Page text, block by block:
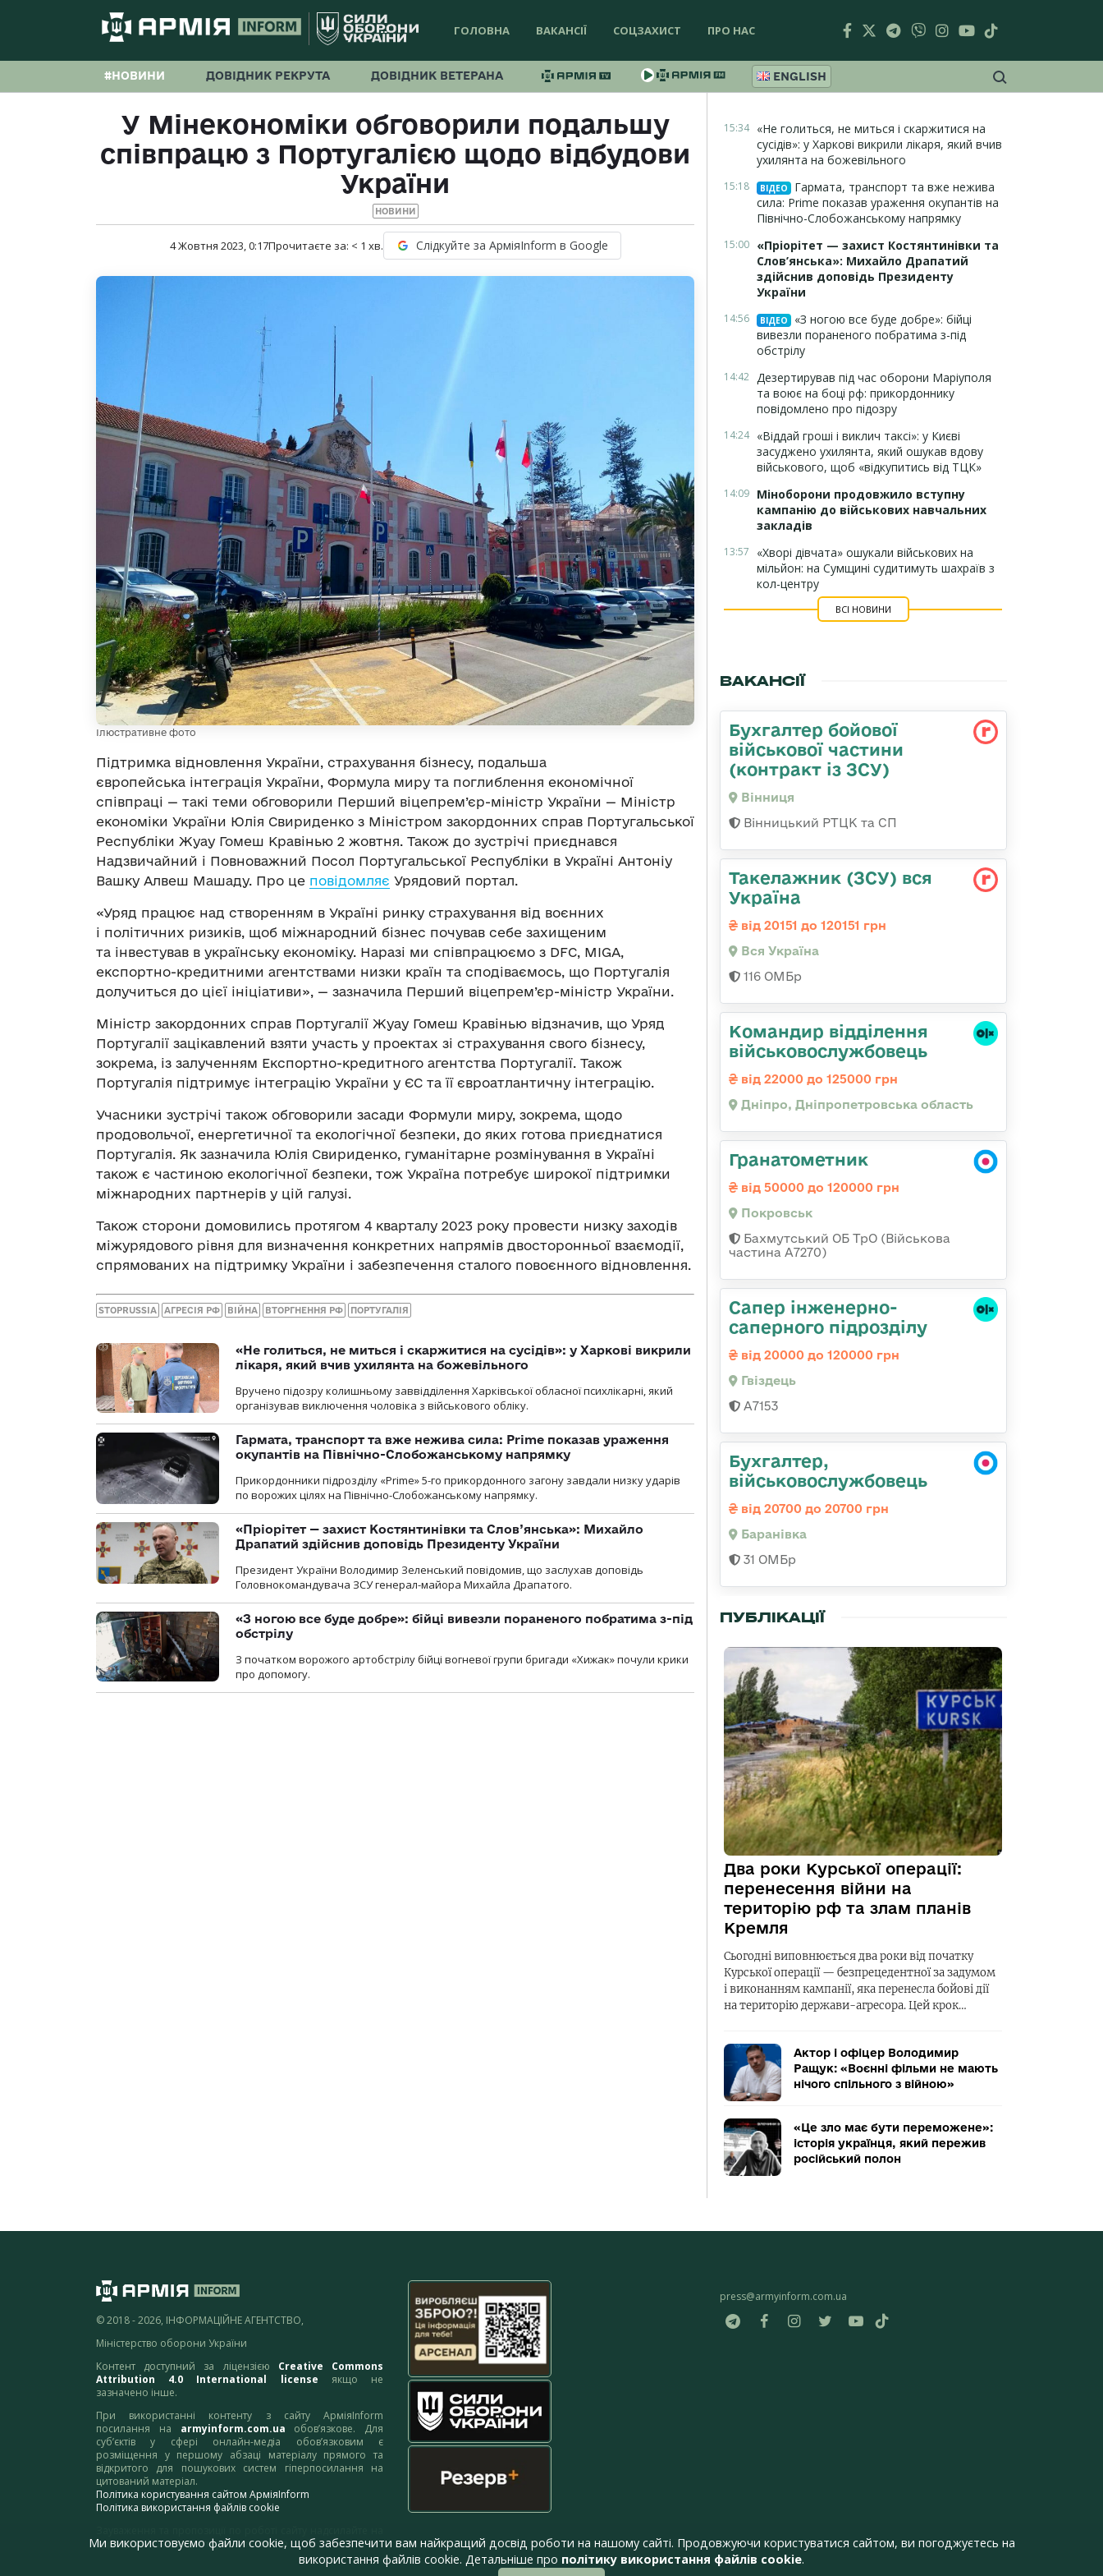
ГОЛОВНА ВАКАНСІЇ СОЦЗАХИСТ ПРО НАС
#НОВИНИ ДОВІДНИК РЕКРУТА ДОВІДНИК ВЕТЕРАНА ENGLISH
У Мінекономіки обговорили подальшу
співпрацю з Португалією щодо відбудови
України
НОВИНИ
4 Жовтня 2023, 0:17Прочитаєте за: < 1 хв. Слідкуйте за АрміяInform в Google
Ілюстративне фото
Підтримка відновлення України, страхування бізнесу, подальша
європейська інтеграція України, Формула миру та поглиблення економічної
співпраці — такі теми обговорили Перший віцепрем’єр-міністр України — Міністр
економіки України Юлія Свириденко з Міністром закордонних справ Португальської
Республіки Жуау Гомеш Кравінью 2 жовтня. Також до зустрічі приєднався
Надзвичайний і Повноважний Посол Португальської Республіки в Україні Антоніу
Вашку Алвеш Машаду. Про це повідомляє Урядовий портал.
«Уряд працює над створенням в Україні ринку страхування від воєнних
і політичних ризиків, щоб міжнародний бізнес почував себе захищеним
та інвестував в українську економіку. Наразі ми співпрацюємо з DFC, MIGA,
експортно-кредитними агентствами низки країн та сподіваємось, що Португалія
долучиться до цієї ініціативи», — зазначила Перший віцепрем’єр-міністр України.
Міністр закордонних справ Португалії Жуау Гомеш Кравінью відзначив, що Уряд
Португалії зацікавлений взяти участь у проектах зі страхування свого бізнесу,
зокрема, із залученням Експортно-кредитного агентства Португалії. Також
Португалія підтримує інтеграцію України у ЄС та її євроатлантичну інтеграцію.
Учасники зустрічі також обговорили засади Формули миру, зокрема, щодо
продовольчої, енергетичної та екологічної безпеки, до яких готова приєднатися
Португалія. Як зазначила Юлія Свириденко, гуманітарне розмінування в Україні
також є частиною екологічної безпеки, тож Україна потребує широкої підтримки
міжнародних партнерів у цій галузі.
Також сторони домовились протягом 4 кварталу 2023 року провести низку заходів
міжурядового рівня для визначення конкретних напрямів двосторонньої взаємодії,
спрямованих на підтримку України і забезпечення сталого повоєнного відновлення.
STOPRUSSIA АГРЕСІЯ РФ ВІЙНА ВТОРГНЕННЯ РФ ПОРТУГАЛІЯ
«Не голиться, не миться і скаржитися на сусідів»: у Харкові викрили
лікаря, який вчив ухилянта на божевільного
Вручено підозру колишньому заввідділення Харківської обласної психлікарні, який
організував виключення чоловіка з військового обліку.
Гармата, транспорт та вже нежива сила: Prime показав ураження
окупантів на Північно-Слобожанському напрямку
Прикордонники підрозділу «Prime» 5-го прикордонного загону завдали низку ударів
по ворожих цілях на Північно-Слобожанському напрямку.
«Пріорітет — захист Костянтинівки та Слов’янська»: Михайло
Драпатий здійснив доповідь Президенту України
Президент України Володимир Зеленський повідомив, що заслухав доповідь
Головнокомандувача ЗСУ генерал-майора Михайла Драпатого.
«З ногою все буде добре»: бійці вивезли пораненого побратима з-під
обстрілу
З початком ворожого артобстрілу бійці вогневої групи бригади «Хижак» почули крики
про допомогу.
15:34 «Не голиться, не миться і скаржитися на
сусідів»: у Харкові викрили лікаря, який вчив
ухилянта на божевільного
15:18 ВІДЕО
Гармата, транспорт та вже нежива
сила: Prime показав ураження окупантів на
Північно-Слобожанському напрямку
15:00 «Пріорітет — захист Костянтинівки та
Слов’янська»: Михайло Драпатий
здійснив доповідь Президенту
України
14:56 ВІДЕО
«З ногою все буде добре»: бійці
вивезли пораненого побратима з-під
обстрілу
14:42 Дезертирував під час оборони Маріуполя
та воює на боці рф: прикордоннику
повідомлено про підозру
14:24 «Віддай гроші і виклич таксі»: у Києві
засуджено ухилянта, який ошукав вдову
військового, щоб «відкупитись від ТЦК»
14:09 Міноборони продовжило вступну
кампанію до військових навчальних
закладів
13:57
«Хворі дівчата» ошукали військових на
мільйон: на Сумщині судитимуть шахраїв з
кол-центру
ВСІ НОВИНИ
ВАКАНСІЇ
Бухгалтер бойової
військової частини
(контракт із ЗСУ)
Вінниця
Вінницький РТЦК та СП
Такелажник (ЗСУ) вся
Україна
від 20151 до 120151 грн
Вся Україна
116 ОМБр
Командир відділення
військовослужбовець
від 22000 до 125000 грн
Дніпро, Дніпропетровська область
Гранатометник
від 50000 до 120000 грн
Покровськ
Бахмутський ОБ ТрО (Військова
частина А7270)
Сапер інженерно-
саперного підрозділу
від 20000 до 120000 грн
Гвiздець
А7153
Бухгалтер,
військовослужбовець
від 20700 до 20700 грн
Баранівка
31 ОМБр
ПУБЛІКАЦІЇ
Два роки Курської операції:
перенесення війни на
територію рф та злам планів
Кремля
Сьогодні виповнюється два роки від початку
Курської операції — безпрецедентної за задумом
і виконанням кампанії, яка перенесла бойові дії
на територію держави-агресора. Цей крок…
Актор і офіцер Володимир
Ращук: «Воєнні фільми не мають
нічого спільного з війною»
«Це зло має бути переможене»:
історія українця, який пережив
російський полон
© 2018 - 2026, ІНФОРМАЦІЙНЕ АГЕНТСТВО,
Міністерство оборони України
Контент доступний за ліцензією Creative Commons
Attribution 4.0 International license якщо не
зазначено інше.
При використанні контенту з сайту АрміяInform
посилання на armyinform.com.ua обов’язкове. Для
суб’єктів у сфері онлайн-медіа обов’язковим є
розміщення у першому абзаці матеріалу прямого та
відкритого для пошукових систем гіперпосилання на
цитований матеріал.
Політика користування сайтом АрміяInform
Політика використання файлів cookie
адресу:webmaster@armyinform.com.ua
press@armyinform.com.ua
Ми використовуємо файли cookie, щоб забезпечити вам найкращий досвід роботи на нашому сайті. Продовжуючи користуватися сайтом, ви погоджуєтесь на
використання файлів cookie. Детальніше про політику використання файлів cookie.